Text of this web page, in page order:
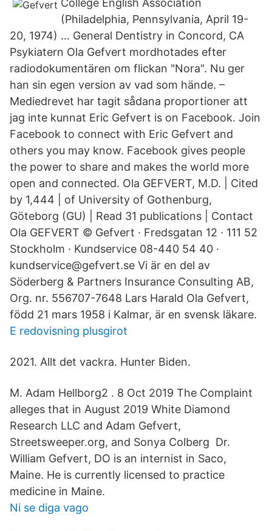
College English Association
(Philadelphia, Pennsylvania, April 19-
20, 1974) … General Dentistry in Concord, CA
Psykiatern Ola Gefvert mordhotades efter
radiodokumentären om flickan "Nora". Nu ger
han sin egen version av vad som hände. –
Mediedrevet har tagit sådana proportioner att
jag inte kunnat Eric Gefvert is on Facebook. Join
Facebook to connect with Eric Gefvert and
others you may know. Facebook gives people
the power to share and makes the world more
open and connected. Ola GEFVERT, M.D. | Cited
by 1,444 | of University of Gothenburg,
Göteborg (GU) | Read 31 publications | Contact
Ola GEFVERT © Gefvert · Fredsgatan 12 · 111 52
Stockholm · Kundservice 08-440 54 40 ·
kundservice@gefvert.se Vi är en del av
Söderberg & Partners Insurance Consulting AB,
Org. nr. 556707-7648 Lars Harald Ola Gefvert,
född 21 mars 1958 i Kalmar, är en svensk läkare.
E redovisning plusgirot
2021. Allt det vackra. Hunter Biden.
M. Adam Hellborg2 . 8 Oct 2019 The Complaint
alleges that in August 2019 White Diamond
Research LLC and Adam Gefvert,
Streetsweeper.org, and Sonya Colberg Dr.
William Gefvert, DO is an internist in Saco,
Maine. He is currently licensed to practice
medicine in Maine.
Ni se diga vago